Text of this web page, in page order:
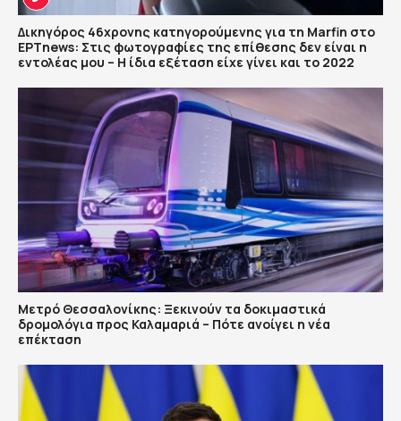
Δικηγόρος 46χρονης κατηγορούμενης για τη Marfin στο
ΕΡΤnews: Στις φωτογραφίες της επίθεσης δεν είναι η
εντολέας μου – Η ίδια εξέταση είχε γίνει και το 2022
Μετρό Θεσσαλονίκης: Ξεκινούν τα δοκιμαστικά
δρομολόγια προς Καλαμαριά – Πότε ανοίγει η νέα
επέκταση